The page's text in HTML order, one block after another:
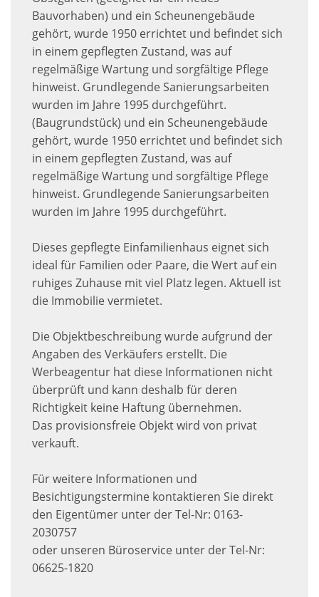
Bauvorhaben) und ein Scheunengebäude
gehört, wurde 1950 errichtet und befindet sich
in einem gepflegten Zustand, was auf
regelmäßige Wartung und sorgfältige Pflege
hinweist. Grundlegende Sanierungsarbeiten
wurden im Jahre 1995 durchgeführt.
(Baugrundstück) und ein Scheunengebäude
gehört, wurde 1950 errichtet und befindet sich
in einem gepflegten Zustand, was auf
regelmäßige Wartung und sorgfältige Pflege
hinweist. Grundlegende Sanierungsarbeiten
wurden im Jahre 1995 durchgeführt.
Dieses gepflegte Einfamilienhaus eignet sich
ideal für Familien oder Paare, die Wert auf ein
ruhiges Zuhause mit viel Platz legen. Aktuell ist
die Immobilie vermietet.
Die Objektbeschreibung wurde aufgrund der
Angaben des Verkäufers erstellt. Die
Werbeagentur hat diese Informationen nicht
überprüft und kann deshalb für deren
Richtigkeit keine Haftung übernehmen.
Das provisionsfreie Objekt wird von privat
verkauft.
Für weitere Informationen und
Besichtigungstermine kontaktieren Sie direkt
den Eigentümer unter der Tel-Nr: 0163-
2030757
oder unseren Büroservice unter der Tel-Nr:
06625-1820